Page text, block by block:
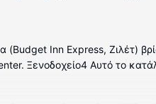
(Budget Inn Express, Ζιλέτ)
Ξενοδοχείο4 Αυτό το